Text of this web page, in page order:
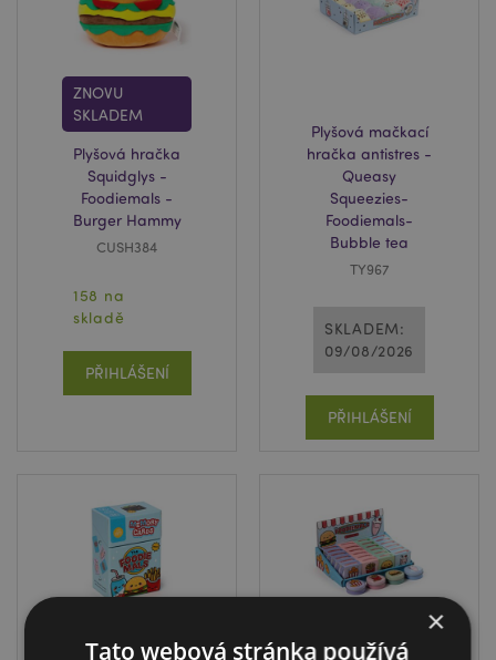
ZNOVU
SKLADEM
Plyšová hračka
Squidglys -
Foodiemals -
Burger Hammy
CUSH384
158 na
skladě
PŘIHLÁŠENÍ
Plyšová mačkací
hračka antistres -
Queasy
Squeezies-
Foodiemals-
Bubble tea
TY967
SKLADEM:
09/08/2026
PŘIHLÁŠENÍ
×
Tato webová stránka používá